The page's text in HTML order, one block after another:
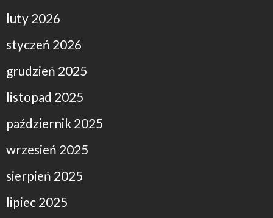
luty 2026
styczeń 2026
grudzień 2025
listopad 2025
październik 2025
wrzesień 2025
sierpień 2025
lipiec 2025